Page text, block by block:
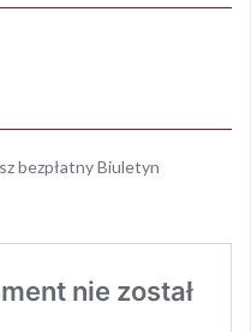
bezpłatny Biuletyn